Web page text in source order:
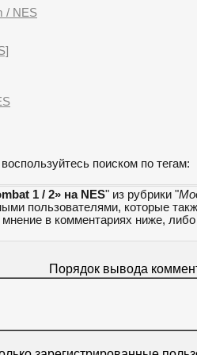
/ NES
поиском по тегам:
1 / 2» на NES" из рубрики "
пользователями, которые
в комментариях ниже,
Порядок вывода